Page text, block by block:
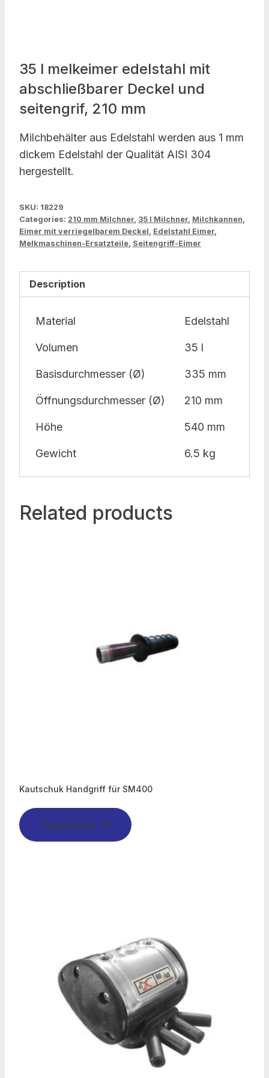
35 l melkeimer edelstahl mit
abschließbarer Deckel und
seitengrif, 210 mm
Milchbehälter aus Edelstahl werden aus 1 mm
dickem Edelstahl der Qualität AISI 304
hergestellt.
SKU: 18229
Categories: 210 mm Milchner, 35 l Milchner, Milchkannen,
Eimer mit verriegelbarem Deckel, Edelstahl Eimer,
Melkmaschinen-Ersatzteile, Seitengriff-Eimer
Description
Material Edelstahl
Volumen 35 l
Basisdurchmesser (Ø) 335 mm
Öffnungsdurchmesser (Ø) 210 mm
Höhe 540 mm
Gewicht 6.5 kg
Related products
Kautschuk Handgriff für SM400
Read more